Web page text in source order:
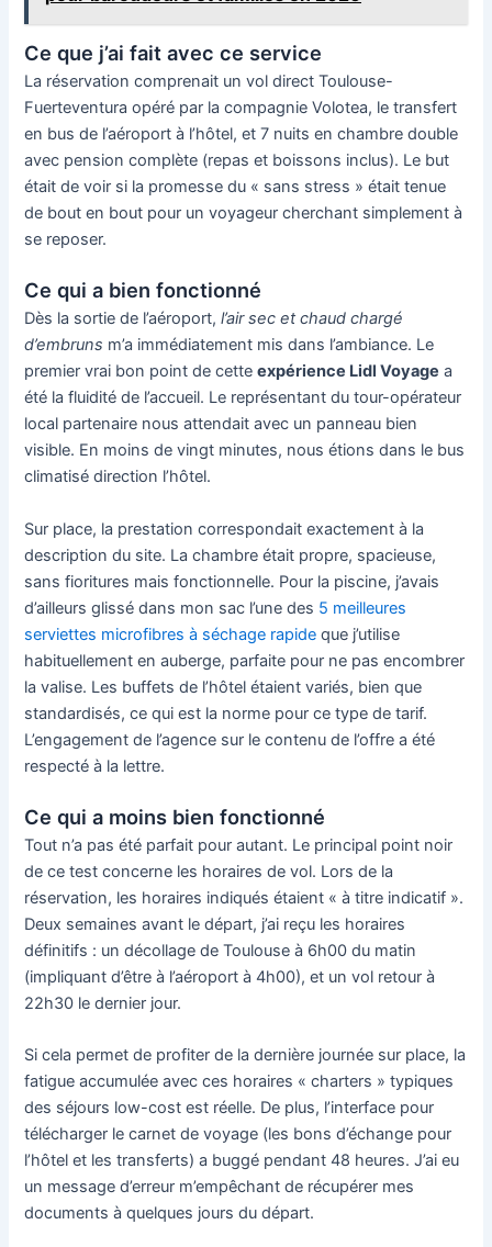
Ce que j’ai fait avec ce service
La réservation comprenait un vol direct Toulouse-
Fuerteventura opéré par la compagnie Volotea, le transfert
en bus de l’aéroport à l’hôtel, et 7 nuits en chambre double
avec pension complète (repas et boissons inclus). Le but
était de voir si la promesse du « sans stress » était tenue
de bout en bout pour un voyageur cherchant simplement à
se reposer.
Ce qui a bien fonctionné
Dès la sortie de l’aéroport,l’air sec et chaud chargé
d’embruns m’a immédiatement mis dans l’ambiance. Le
premier vrai bon point de cetteexpérience Lidl Voyage a
été la fluidité de l’accueil. Le représentant du tour-opérateur
local partenaire nous attendait avec un panneau bien
visible. En moins de vingt minutes, nous étions dans le bus
climatisé direction l’hôtel.
Sur place, la prestation correspondait exactement à la
description du site. La chambre était propre, spacieuse,
sans fioritures mais fonctionnelle. Pour la piscine, j’avais
d’ailleurs glissé dans mon sac l’une des 5 meilleures
serviettes microfibres à séchage rapide que j’utilise
habituellement en auberge, parfaite pour ne pas encombrer
la valise. Les buffets de l’hôtel étaient variés, bien que
standardisés, ce qui est la norme pour ce type de tarif.
L’engagement de l’agence sur le contenu de l’offre a été
respecté à la lettre.
Ce qui a moins bien fonctionné
Tout n’a pas été parfait pour autant. Le principal point noir
de ce test concerne les horaires de vol. Lors de la
réservation, les horaires indiqués étaient « à titre indicatif ».
Deux semaines avant le départ, j’ai reçu les horaires
définitifs : un décollage de Toulouse à 6h00 du matin
(impliquant d’être à l’aéroport à 4h00), et un vol retour à
22h30 le dernier jour.
Si cela permet de profiter de la dernière journée sur place, la
fatigue accumulée avec ces horaires « charters » typiques
des séjours low-cost est réelle. De plus, l’interface pour
télécharger le carnet de voyage (les bons d’échange pour
l’hôtel et les transferts) a buggé pendant 48 heures. J’ai eu
un message d’erreur m’empêchant de récupérer mes
documents à quelques jours du départ.